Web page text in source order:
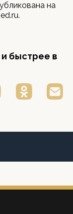
на
быстрее в